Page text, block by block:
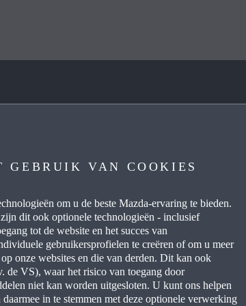
PARTNERSCHAPPEN
CARRIÈRES BIJ MAZDA
VERBRUIK, CO2 & WLTP
FAQ
GEBRUIK VAN COOKIES
om u de beste Mazda-ervaring te bieden.
dit ook optionele technologieën - inclusief
tot de website en het succes van
gebruikersprofielen te creëren of om u meer
onze websites en die van derden. Dit kan ook
de VS), waar het risico van toegang door
niet kan worden uitgesloten. U kunt ons helpen
in te stemmen met deze optionele verwerking